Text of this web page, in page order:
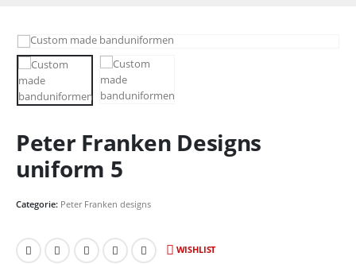
Peter Franken Designs
uniform 5
Categorie: Peter Franken designs
WISHLIST